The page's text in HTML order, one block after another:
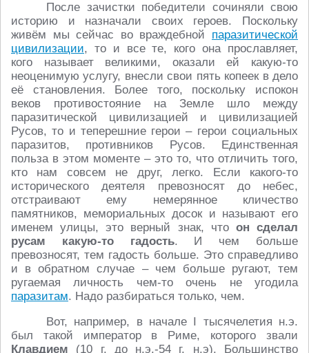
После зачистки победители сочиняли свою
историю и назначали своих героев. Поскольку
живём мы сейчас во враждебной паразитической
цивилизации, то и все те, кого она прославляет,
кого называет великими, оказали ей какую-то
неоценимую услугу, внесли свои пять копеек в дело
её становления. Более того, поскольку испокон
веков противостояние на Земле шло между
паразитической цивилизацией и цивилизацией
Русов, то и теперешние герои – герои социальных
паразитов, противников Русов. Единственная
польза в этом моменте – это то, что отличить того,
кто нам совсем не друг, легко. Если какого-то
исторического деятеля превозносят до небес,
отстраивают ему немерянное кличество
памятников, мемориальных досок и называют его
именем улицы, это верный знак, что он сделал
русам какую-то гадость. И чем больше
превозносят, тем гадость больше. Это справедливо
и в обратном случае – чем больше ругают, тем
ругаемая личность чем-то очень не угодила
паразитам. Надо разбираться только, чем.
Вот, например, в начале I тысячелетия н.э.
был такой император в Риме, которого звали
Клавдием (10 г. до н.э.-54 г. н.э). Большинство